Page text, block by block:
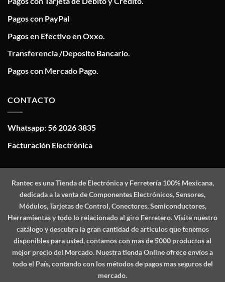
Pagos con PayPal
Pagos en Efectivo en Oxxo.
Transferencia /Deposito Bancario.
Pagos con Mercado Pago.
CONTACTO
Whatsapp: 56 2026 3835
Facturación Electrónica
Ranteces una Tienda de Electrónica y Ferretería 100% Mexicana,
dedicada a la venta de Componentes Electrónicos, Sensores,
Módulos, Tarjetas de Control, Conectores, Semiconductores,
Herramientas y todo lo relacionado al giro Ferretero. Visite nuestro
catálogo y descubra la gran cantidad de artículos que tenemos
disponibles para usted, contamos con mas de 5000 productos al
mejor precio del Mercado. Nuestra tienda Online ofrece envíos a
todo el País, contando con los métodos de pagos mas seguros del
mercado.